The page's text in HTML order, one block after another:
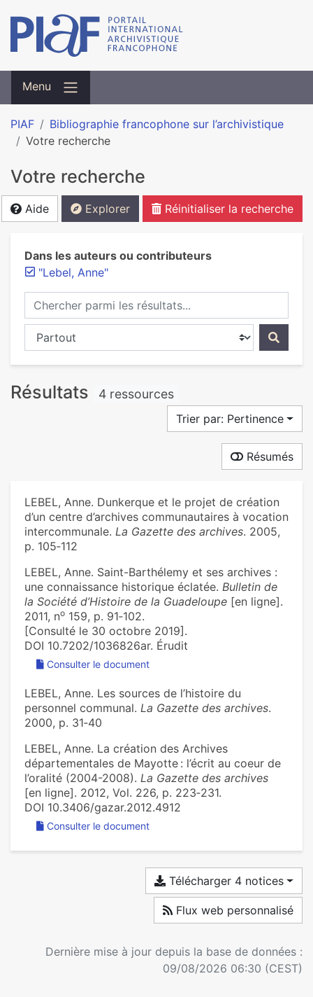
Menu
PIAF
Bibliographie francophone sur l’archivistique
Votre recherche
Votre recherche
Aide Explorer Réinitialiser la recherche
Dans les auteurs ou contributeurs
"Lebel, Anne"
Chercher parmi les résultats...
Chercher dans...
Résultats 4 ressources
Trier par: Pertinence
Résumés
LEBEL, Anne. Dunkerque et le projet de création
d’un centre d’archives communautaires à vocation
intercommunale. La Gazette des archives. 2005,
p. 105‑112
LEBEL, Anne. Saint-Barthélemy et ses archives :
une connaissance historique éclatée. Bulletin de
la Société d’Histoire de la Guadeloupe [en ligne].
2011, no 159, p. 91‑102.
[Consulté le 30 octobre 2019].
DOI 10.7202/1036826ar. Érudit
Consulter le document
LEBEL, Anne. Les sources de l’histoire du
personnel communal. La Gazette des archives.
2000, p. 31‑40
LEBEL, Anne. La création des Archives
départementales de Mayotte : l’écrit au coeur de
l’oralité (2004-2008). La Gazette des archives
[en ligne]. 2012, Vol. 226, p. 223‑231.
DOI 10.3406/gazar.2012.4912
Consulter le document
Télécharger 4 notices
Flux web personnalisé
Dernière mise à jour depuis la base de données :
09/08/2026 06:30 (CEST)